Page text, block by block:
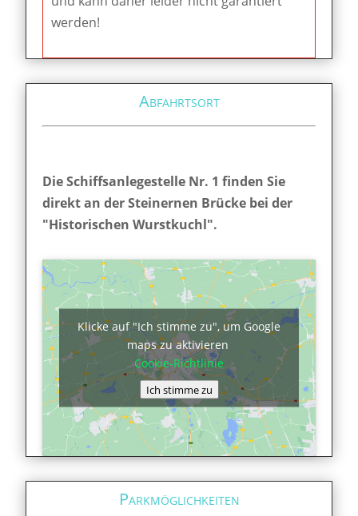
werden!
Abfahrtsort
Die Schiffsanlegestelle Nr. 1 finden Sie
direkt an der Steinernen Brücke bei der
"Historischen Wurstkuchl".
Klicke auf "Ich stimme zu", um Google
maps zu aktivieren
Cookie-Richtlinie
Ich stimme zu
Parkmöglichkeiten